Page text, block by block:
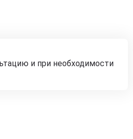
и при необходимости